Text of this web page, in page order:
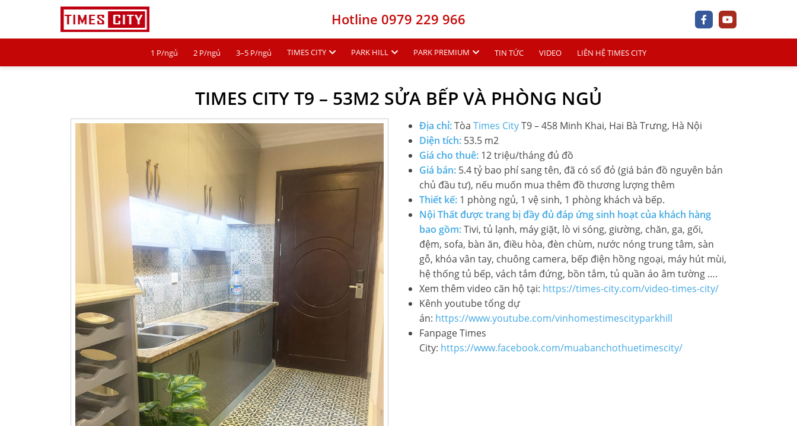
1 P/NGỦ
LIÊN HỆ TIMES CITY
Hotline 0979 229 966
1 P/ngủ 2 P/ngủ 3–5 P/ngủ TIMES CITY PARK HILL PARK PREMIUM TIN TỨC VIDEO LIÊN HỆ TIMES CITY
TIMES CITY T9 – 53M2 SỬA BẾP VÀ PHÒNG NGỦ
Địa chỉ:Tòa Times CityT9 – 458 Minh Khai, Hai Bà Trưng, Hà Nội
Diện tích: 53.5 m2
Giá cho thuê: 12 triệu/tháng đủ đồ
Giá bán: 5.4 tỷ bao phí sang tên, đã có sổ đỏ (giá bán đồ nguyên bản
chủ đầu tư), nếu muốn mua thêm đồ thương lượng thêm
Thiết kế: 1 phòng ngủ, 1 vệ sinh, 1 phòng khách và bếp.
Nội Thất được trang bị đầy đủ đáp ứng sinh hoạt của khách hàng
bao gồm:Tivi, tủ lạnh, máy giặt, lò vi sóng, giường, chăn, ga, gối,
đệm, sofa, bàn ăn, điều hòa, đèn chùm, nước nóng trung tâm, sàn
gỗ, khóa vân tay, chuông camera, bếp điện hồng ngoại, máy hút mùi,
hệ thống tủ bếp, vách tắm đứng, bồn tắm, tủ quần áo âm tường ….
Xem thêm video căn hộ tại: https://times-city.com/video-times-city/
Kênh youtube tổng dự
án: https://www.youtube.com/vinhomestimescityparkhill
Fanpage Times
City: https://www.facebook.com/muabanchothuetimescity/